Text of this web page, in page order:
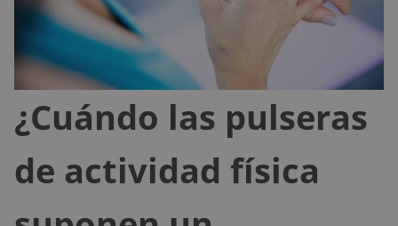
¿Cuándo las pulseras
de actividad física